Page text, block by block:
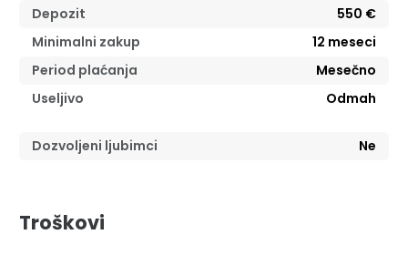
Depozit
550 €
Minimalni zakup
12 meseci
Period plaćanja
Mesečno
Useljivo
Odmah
Dozvoljeni ljubimci Ne
Troškovi